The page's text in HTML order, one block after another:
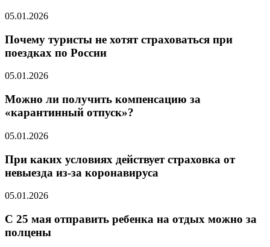
05.01.2026
Почему туристы не хотят страховаться при
поездках по России
05.01.2026
Можно ли получить компенсацию за
«карантинный отпуск»?
05.01.2026
При каких условиях действует страховка от
невыезда из-за коронавируса
05.01.2026
С 25 мая отправить ребенка на отдых можно за
полцены